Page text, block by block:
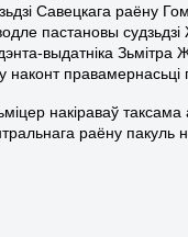
Савецкага раёну
пастановы
выдатніка
наконт
накіраваў
раёну пакуль